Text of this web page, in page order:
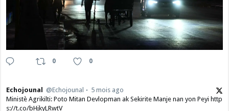
0 0
Echojounal @Echojounal
5 mois ago
Ministè Agrikilti: Poto Mitan Devlopman ak Sekirite Manje nan yon Peyi http
s://t.co/bHjkyLRwtV